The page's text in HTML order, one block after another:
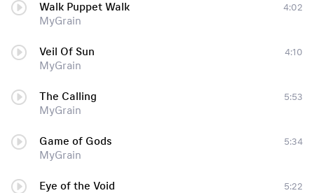
Walk Puppet Walk
MyGrain
4:02
Veil Of Sun
MyGrain
4:10
The Calling
MyGrain
5:53
Game of Gods
MyGrain
5:34
Eye of the Void
5:22